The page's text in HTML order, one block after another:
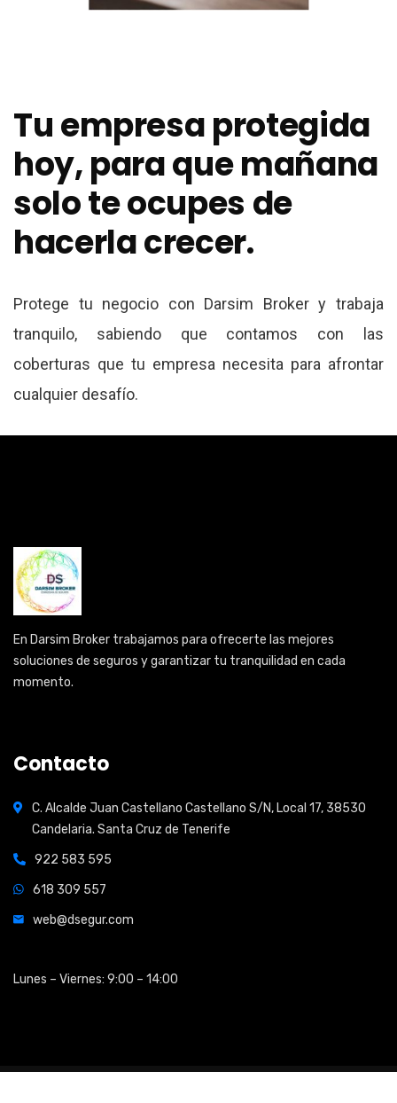
Tu empresa protegida
hoy, para que mañana
solo te ocupes de
hacerla crecer.
Protege tu negocio con Darsim Broker y trabaja
tranquilo, sabiendo que contamos con las
coberturas que tu empresa necesita para afrontar
cualquier desafío.
En Darsim Broker trabajamos para ofrecerte las mejores
soluciones de seguros y garantizar tu tranquilidad en cada
momento.
Contacto
C. Alcalde Juan Castellano Castellano S/N, Local 17, 38530
Candelaria. Santa Cruz de Tenerife
922 583 595
618 309 557
web@dsegur.com
Lunes – Viernes: 9:00 – 14:00